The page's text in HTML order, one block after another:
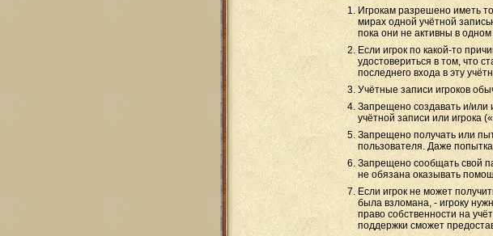
Игрокам разрешено иметь
мирах одной учётной
пока они не активны в
Если игрок по какой-то
удостовериться в том, что
последнего входа в эту
Учётные записи игроков
Запрещено создавать и/или
учётной записи или игрока
Запрещено получать или
пользователя. Даже
Запрещено сообщать свой
не обязана оказывать
Если игрок не может
была взломана, - игроку
право собственности на
поддержки сможет